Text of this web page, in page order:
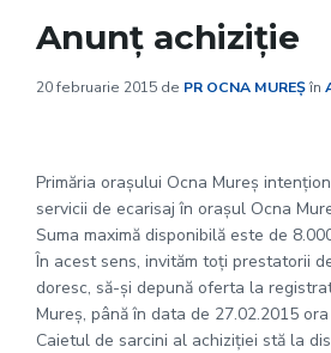
Anunț achiziție
20 februarie 2015 de PR OCNA MUREȘîn
Primăria oraşului Ocna Mureş
servicii de ecarisaj în oraşul Ocna
Suma maximă disponibilă este de
În acest sens, invităm toţi prestatorii
doresc, să-şi depună oferta la
Mureş, până în data de 27.02.2015 ora
Caietul de sarcini al achiziţiei stă la